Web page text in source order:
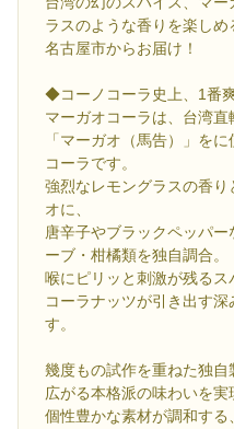
ラスのような香りを楽し
名古屋市からお届け！
◆コーノコーラ史上、1番
マーガオコーラは、台湾直
「マーガオ（馬告）」を
コーラです。
強烈なレモングラスの香
オに、
唐辛子やブラックペッパ
ーブ・柑橘類を独自調合。
喉にピリッと刺激が残るス
コーラナッツが引き出す
す。
幾度もの試作を重ねた独
広がる本格派の味わいを実
個性豊かな素材が調和す